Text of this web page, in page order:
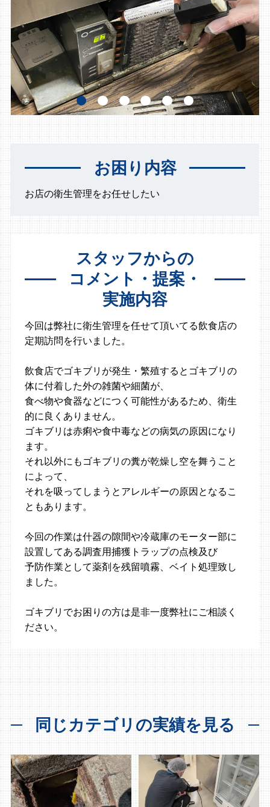
お困り内容
お店の衛生管理をお任せしたい
スタッフからの
コメント・提案・
実施内容
今回は弊社に衛生管理を任せて頂いてる飲食店の
定期訪問を行いました。
飲食店でゴキブリが発生・繁殖するとゴキブリの
体に付着した外の雑菌や細菌が、
食べ物や食器などにつく可能性があるため、衛生
的に良くありません。
ゴキブリは赤痢や食中毒などの病気の原因になり
ます。
それ以外にもゴキブリの糞が乾燥し空を舞うこと
によって、
それを吸ってしまうとアレルギーの原因となるこ
ともあります。
今回の作業は什器の隙間や冷蔵庫のモーター部に
設置してある調査用捕獲トラップの点検及び
予防作業として薬剤を残留噴霧、ベイト処理致し
ました。
ゴキブリでお困りの方は是非一度弊社にご相談く
ださい。
同じカテゴリの実績を見る